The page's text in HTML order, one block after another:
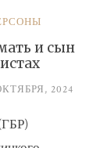
и сын
2024